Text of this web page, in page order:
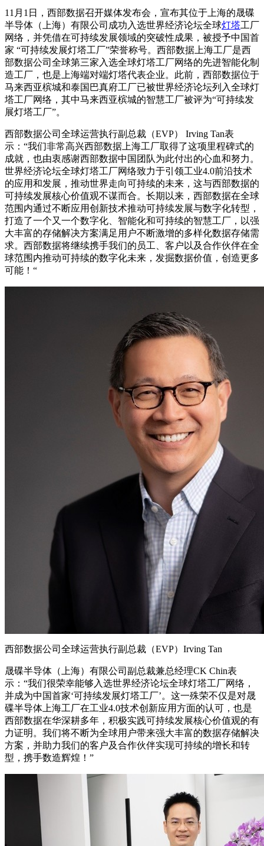
11月1日，西部数据召开媒体发布会，宣布其位于上海的晟碟
半导体（上海）有限公司成功入选世界经济论坛全球灯塔工厂
网络，并凭借在可持续发展领域的突破性成果，被授予中国首
家 “可持续发展灯塔工厂”荣誉称号。西部数据上海工厂是西
部数据公司全球第三家入选全球灯塔工厂网络的先进智能化制
造工厂，也是上海端对端灯塔代表企业。此前，西部数据位于
马来西亚槟城和泰国巴真府工厂已被世界经济论坛列入全球灯
塔工厂网络，其中马来西亚槟城的智慧工厂被评为“可持续发
展灯塔工厂”。
西部数据公司全球运营执行副总裁（EVP） Irving Tan表
示：“我们非常高兴西部数据上海工厂取得了这项里程碑式的
成就，也由衷感谢西部数据中国团队为此付出的心血和努力。
世界经济论坛全球灯塔工厂网络致力于引领工业4.0前沿技术
的应用和发展，推动世界走向可持续的未来，这与西部数据的
可持续发展核心价值观不谋而合。长期以来，西部数据在全球
范围内通过不断应用创新技术推动可持续发展与数字化转型，
打造了一个又一个数字化、智能化和可持续的智慧工厂，以强
大丰富的存储解决方案满足用户不断激增的多样化数据存储需
求。西部数据将继续携手我们的员工、客户以及合作伙伴在全
球范围内推动可持续的数字化未来，发掘数据价值，创造更多
可能！“
西部数据公司全球运营执行副总裁（EVP）Irving Tan
晟碟半导体（上海）有限公司副总裁兼总经理CK Chin表
示：“我们很荣幸能够入选世界经济论坛全球灯塔工厂网络，
并成为中国首家‘可持续发展灯塔工厂’。这一殊荣不仅是对晟
碟半导体上海工厂在工业4.0技术创新应用方面的认可，也是
西部数据在华深耕多年，积极实践可持续发展核心价值观的有
力证明。我们将不断为全球用户带来强大丰富的数据存储解决
方案，并助力我们的客户及合作伙伴实现可持续的增长和转
型，携手数造辉煌！”